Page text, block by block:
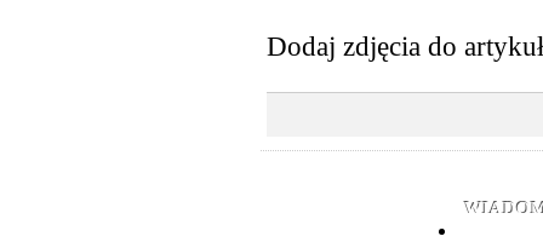
Dodaj zdjęcia do